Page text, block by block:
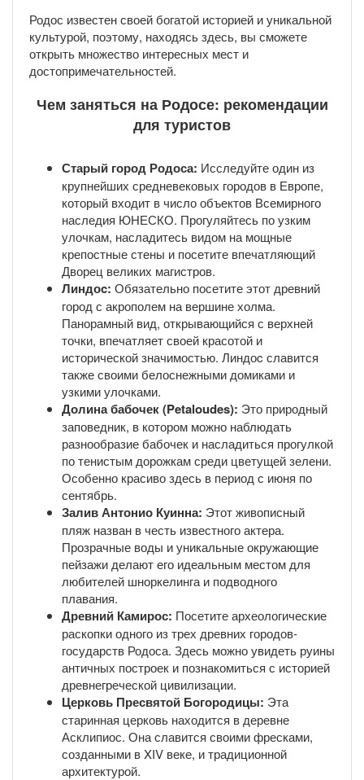
Родос известен своей богатой историей и уникальной
культурой, поэтому, находясь здесь, вы сможете
открыть множество интересных мест и
достопримечательностей.
Чем заняться на Родосе: рекомендации
для туристов
Старый город Родоса: Исследуйте один из
крупнейших средневековых городов в Европе,
который входит в число объектов Всемирного
наследия ЮНЕСКО. Прогуляйтесь по узким
улочкам, насладитесь видом на мощные
крепостные стены и посетите впечатляющий
Дворец великих магистров.
Линдоc: Обязательно посетите этот древний
город с акрополем на вершине холма.
Панорамный вид, открывающийся с верхней
точки, впечатляет своей красотой и
исторической значимостью. Линдоc славится
также своими белоснежными домиками и
узкими улочками.
Долина бабочек (Petaloudes): Это природный
заповедник, в котором можно наблюдать
разнообразие бабочек и насладиться прогулкой
по тенистым дорожкам среди цветущей зелени.
Особенно красиво здесь в период с июня по
сентябрь.
Залив Антонио Куинна: Этот живописный
пляж назван в честь известного актера.
Прозрачные воды и уникальные окружающие
пейзажи делают его идеальным местом для
любителей шноркелинга и подводного
плавания.
Древний Камирос: Посетите археологические
раскопки одного из трех древних городов-
государств Родоса. Здесь можно увидеть руины
античных построек и познакомиться с историей
древнегреческой цивилизации.
Церковь Пресвятой Богородицы: Эта
старинная церковь находится в деревне
Асклипиос. Она славится своими фресками,
созданными в XIV веке, и традиционной
архитектурой.